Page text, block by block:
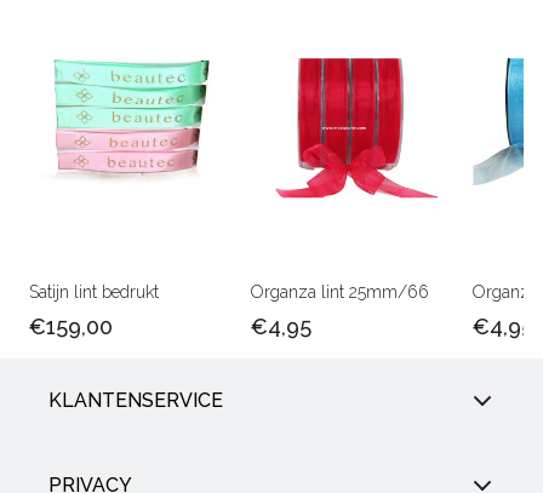
Satijn lint bedrukt
€159,00
Organza lint 25mm/66
€4,95 €4,95
KLANTENSERVICE
PRIVACY